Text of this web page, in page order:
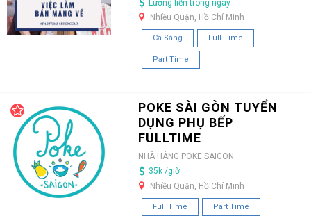
Lương liền trong ngày
Nhiều Quận, Hồ Chí Minh
Ca Sáng Full Time
Part Time
POKE SÀI GÒN TUYỂN
DỤNG PHỤ BẾP
FULLTIME
NHÀ HÀNG POKE SAIGON
35k /giờ
Nhiều Quận, Hồ Chí Minh
Full Time Part Time